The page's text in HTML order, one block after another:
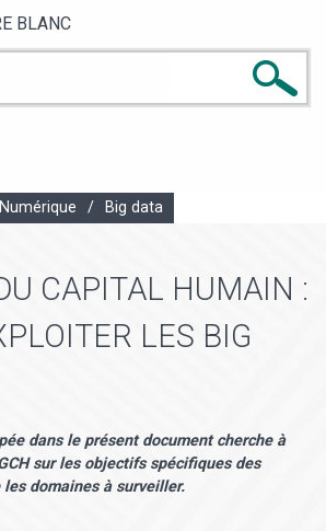
BLANC
/ Big data
CAPITAL HUMAIN :
LES BIG
dans le présent document cherche à
sur les objectifs spécifiques des
domaines à surveiller.